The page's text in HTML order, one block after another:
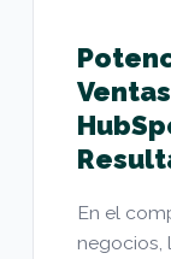
En el
negocios,